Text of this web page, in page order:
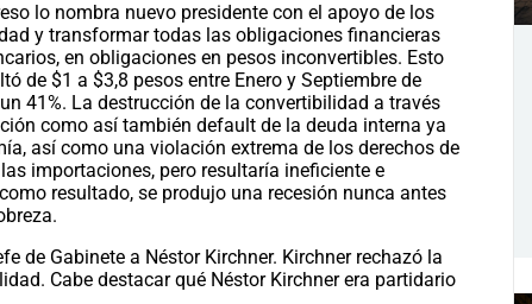
lo nombra nuevo presidente con el apoyo de los
y transformar todas las obligaciones financieras
en obligaciones en pesos inconvertibles. Esto
de $1 a $3,8 pesos entre Enero y Septiembre de
41%. La destrucción de la convertibilidad a través
como así también default de la deuda interna ya
así como una violación extrema de los derechos de
importaciones, pero resultaría ineficiente e
resultado, se produjo una recesión nunca antes
de Gabinete a Néstor Kirchner. Kirchner rechazó la
Cabe destacar qué Néstor Kirchner era partidario